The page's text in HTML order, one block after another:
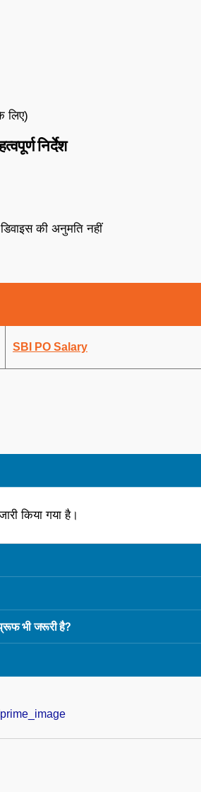
लिए)
निर्देश
की अनुमति नहीं
SBI PO Salary
किया गया है।
भी जरूरी है?